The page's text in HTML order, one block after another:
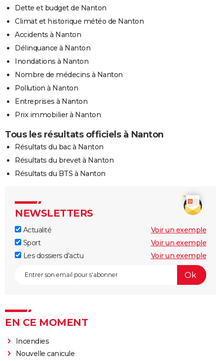
Dette et budget de Nanton
Climat et historique météo de Nanton
Accidents à Nanton
Délinquance à Nanton
Inondations à Nanton
Nombre de médecins à Nanton
Pollution à Nanton
Entreprises à Nanton
Prix immobilier à Nanton
Tous les résultats officiels à Nanton
Résultats du bac à Nanton
Résultats du brevet à Nanton
Résultats du BTS à Nanton
NEWSLETTERS
Actualité
Voir un exemple
Sport
Voir un exemple
Les dossiers d'actu
Voir un exemple
EN CE MOMENT
Incendies
Nouvelle canicule